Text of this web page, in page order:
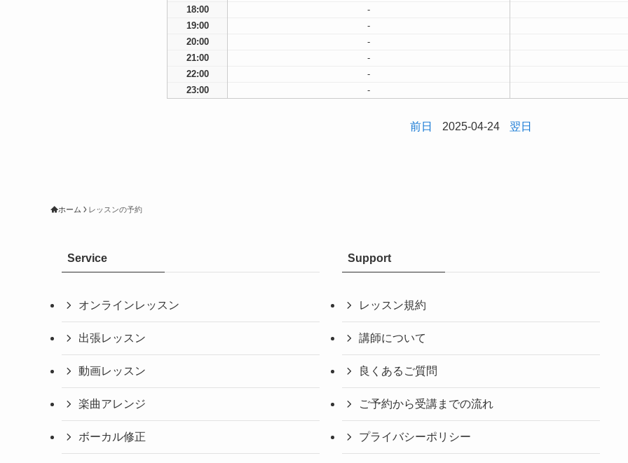
18:00
-
19:00
-
20:00
-
21:00
-
22:00
-
23:00
-
前日 2025-04-24 翌日
ホーム レッスンの予約
Service
オンラインレッスン
出張レッスン
動画レッスン
楽曲アレンジ
ボーカル修正
Support
レッスン規約
講師について
良くあるご質問
ご予約から受講までの流れ
プライバシーポリシー